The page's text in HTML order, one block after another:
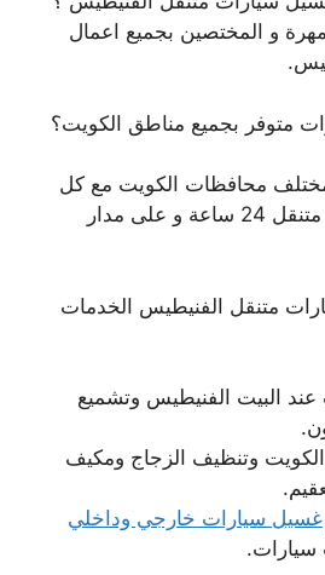
و المختصين بجميع اعمال
متوفر بجميع مناطق الكويت؟
محافظات الكويت مع كل
اعمال غسيل سيارات متنقل 24 ساعة و على مدار
متنقل الفنيطيس الخدمات
البيت الفنيطيس وتشميع
وتنظيف الزجاج ومكيف
غسيل سيارات خارجي وداخلي